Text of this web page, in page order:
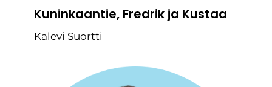
Kuninkaantie, Fredrik ja Kustaa
Kalevi Suortti